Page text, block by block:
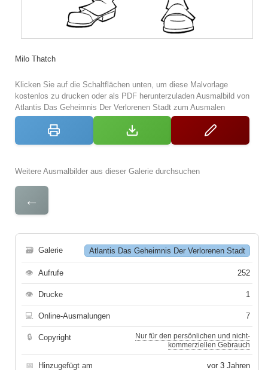
Milo Thatch
Klicken Sie auf die Schaltflächen unten, um diese Malvorlage
kostenlos zu drucken oder als PDF herunterzuladen Ausmalbild von
Atlantis Das Geheimnis Der Verlorenen Stadt zum Ausmalen
Weitere Ausmalbilder aus dieser Galerie durchsuchen
←
🗃 Galerie Atlantis Das Geheimnis Der Verlorenen Stadt
👁 Aufrufe 252
👁 Drucke 1
💻 Online-Ausmalungen 7
🔒 Copyright
Nur für den persönlichen und nicht-
kommerziellen Gebrauch
📅 Hinzugefügt am vor 3 Jahren